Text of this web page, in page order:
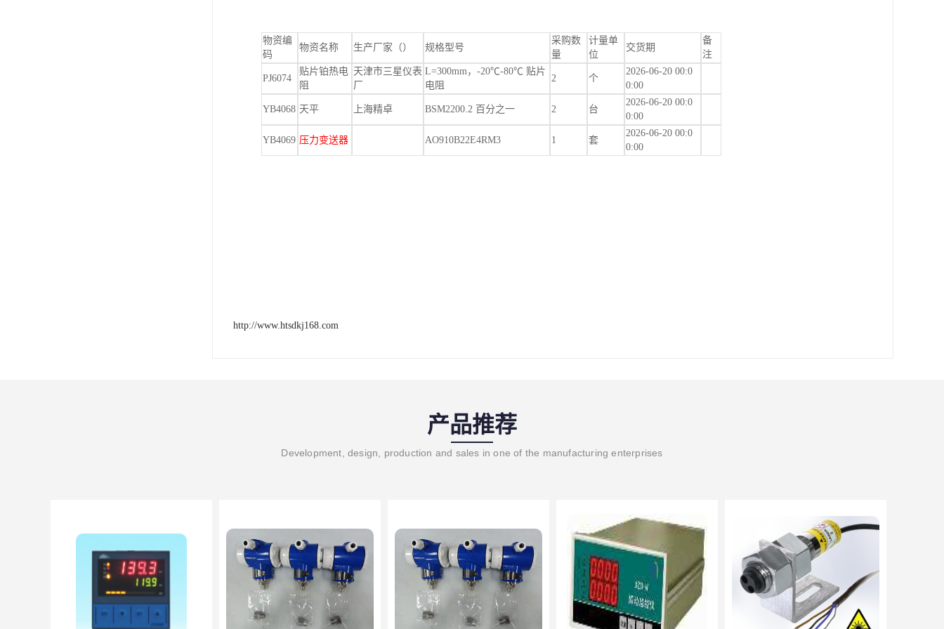
物资编
码
物资名称 生产厂家（） 规格型号
采购数
量
计量单
位
交货期
备
注
PJ6074
贴片铂热电
阻
天津市三星仪表
厂
L=300mm，-20℃-80℃ 贴片
电阻
2 个
2026-06-20 00:0
0:00
YB4068 天平 上海精卓 BSM2200.2 百分之一 2 台
2026-06-20 00:0
0:00
YB4069 压力变送器 AO910B22E4RM3 1 套
2026-06-20 00:0
0:00
http://www.htsdkj168.com
产品推荐
Development, design, production and sales in one of the manufacturing enterprises